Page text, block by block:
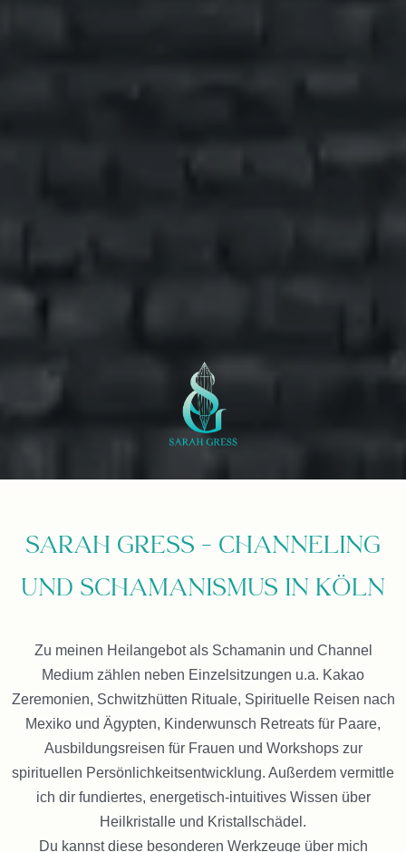
Sarah Gress – Channeling
und Schamanismus in Köln
Zu meinen Heilangebot als Schamanin und Channel
Medium zählen neben Einzelsitzungen u.a. Kakao
Zeremonien, Schwitzhütten Rituale, Spirituelle Reisen nach
Mexiko und Ägypten, Kinderwunsch Retreats für Paare,
Ausbildungsreisen für Frauen und Workshops zur
spirituellen Persönlichkeitsentwicklung. Außerdem vermittle
ich dir fundiertes, energetisch-intuitives Wissen über
Heilkristalle und Kristallschädel.
Du kannst diese besonderen Werkzeuge über mich